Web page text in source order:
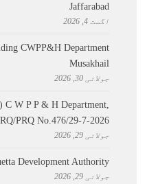
Jaffarabad
اگست 4, 2026
CWPP&H Department
Musakhail
جولائی 30, 2026
C W P P & H Department,
PRQ No.476/29-7-2026
جولائی 29, 2026
Development Authority
جولائی 29, 2026